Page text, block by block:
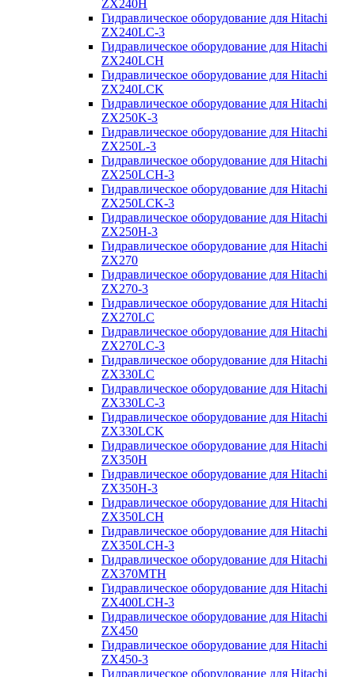
ZX240H
Гидравлическое оборудование для Hitachi
ZX240LC-3
Гидравлическое оборудование для Hitachi
ZX240LCH
Гидравлическое оборудование для Hitachi
ZX240LCK
Гидравлическое оборудование для Hitachi
ZX250K-3
Гидравлическое оборудование для Hitachi
ZX250L-3
Гидравлическое оборудование для Hitachi
ZX250LCH-3
Гидравлическое оборудование для Hitachi
ZX250LCK-3
Гидравлическое оборудование для Hitachi
ZX250Н-3
Гидравлическое оборудование для Hitachi
ZX270
Гидравлическое оборудование для Hitachi
ZX270-3
Гидравлическое оборудование для Hitachi
ZX270LC
Гидравлическое оборудование для Hitachi
ZX270LC-3
Гидравлическое оборудование для Hitachi
ZX330LC
Гидравлическое оборудование для Hitachi
ZX330LC-3
Гидравлическое оборудование для Hitachi
ZX330LCK
Гидравлическое оборудование для Hitachi
ZX350H
Гидравлическое оборудование для Hitachi
ZX350H-3
Гидравлическое оборудование для Hitachi
ZX350LCH
Гидравлическое оборудование для Hitachi
ZX350LCH-3
Гидравлическое оборудование для Hitachi
ZX370MTH
Гидравлическое оборудование для Hitachi
ZX400LCH-3
Гидравлическое оборудование для Hitachi
ZX450
Гидравлическое оборудование для Hitachi
ZX450-3
Гидравлическое оборудование для Hitachi